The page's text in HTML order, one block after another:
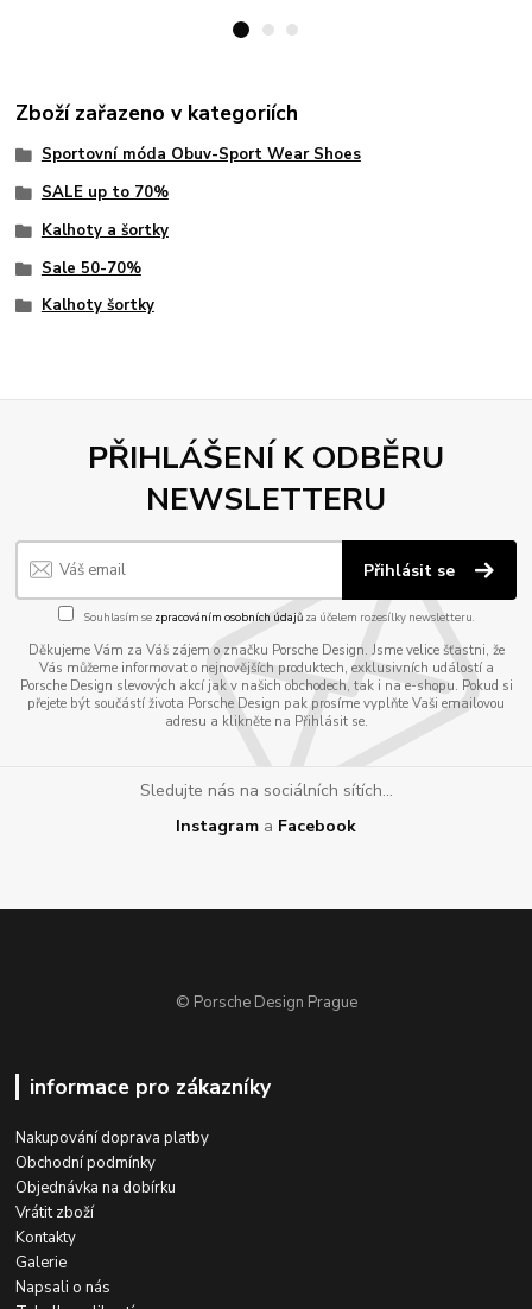
Zboží zařazeno v kategoriích
Sportovní móda Obuv-Sport Wear Shoes
SALE up to 70%
Kalhoty a šortky
Sale 50-70%
Kalhoty šortky
PŘIHLÁŠENÍ K ODBĚRU
NEWSLETTERU
Přihlásit se
Souhlasím se zpracováním osobních údajůza účelem rozesílky newsletteru.
Děkujeme Vám za Váš zájem o značku Porsche Design. Jsme velice šťastni, že
Vás můžeme informovat o nejnovějších produktech, exklusivních událostí a
Porsche Design slevových akcí jak v našich obchodech, tak i na e-shopu. Pokud si
přejete být součástí života Porsche Design pak prosíme vyplňte Vaši emailovou
adresu a klikněte na Přihlásit se.
Sledujte nás na sociálních sítích...
Instagram a Facebook
© Porsche Design Prague
informace pro zákazníky
Nakupování doprava platby
Obchodní podmínky
Objednávka na dobírku
Vrátit zboží
Kontakty
Galerie
Napsali o nás